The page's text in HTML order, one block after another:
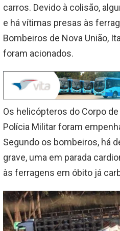
carros. Devido à colisão,
e há vítimas presas às
Bombeiros de Nova União,
foram acionados.
Os helicópteros do Corpo
Polícia Militar foram
Segundo os bombeiros, há
grave, uma em parada
às ferragens em óbito já